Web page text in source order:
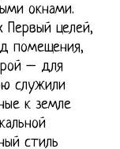
окнами.
Первый целей,
помещения,
– для
служили
к земле
стиль